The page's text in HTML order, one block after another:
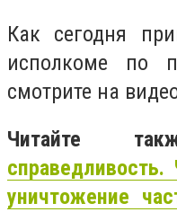
Как сегодня
исполкоме по
смотрите на
Читайте
уничтожение